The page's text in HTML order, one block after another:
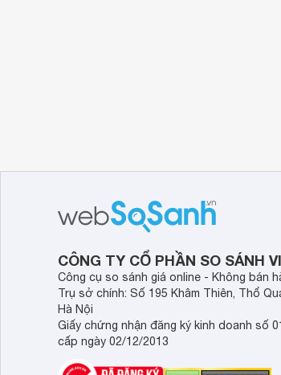
CÔNG TY CỔ PHẦN SO SÁNH
Công cụ so sánh giá online - Không bán
Trụ sở chính: Số 195 Khâm Thiên, Thổ
Hà Nội
Giấy chứng nhận đăng ký kinh doanh số
cấp ngày 02/12/2013